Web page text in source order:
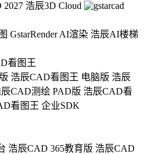
2027 浩辰3D Cloud
GstarRender AI渲染 浩辰AI楼梯
看图王
浩辰CAD看图王 电脑版 浩辰
CAD测绘 PAD版 浩辰CAD看
看图王 企业SDK
浩辰CAD 365教育版 浩辰CAD